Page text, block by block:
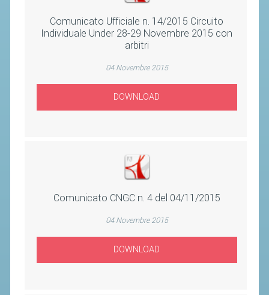
Comunicato Ufficiale n. 14/2015 Circuito
Individuale Under 28-29 Novembre 2015 con
arbitri
04 Novembre 2015
DOWNLOAD
Comunicato CNGC n. 4 del 04/11/2015
04 Novembre 2015
DOWNLOAD
CLASSIFICHE NAZIONALI
CLASSIFICHE 2013-2020
MODULI
MANIFESTAZIONI SPORTIVE
RICHIESTA TORNEI
PARA BADMINTON
L'ATTIVITÀ
TESSERAMENTO
REGOLAMENTI
GARE